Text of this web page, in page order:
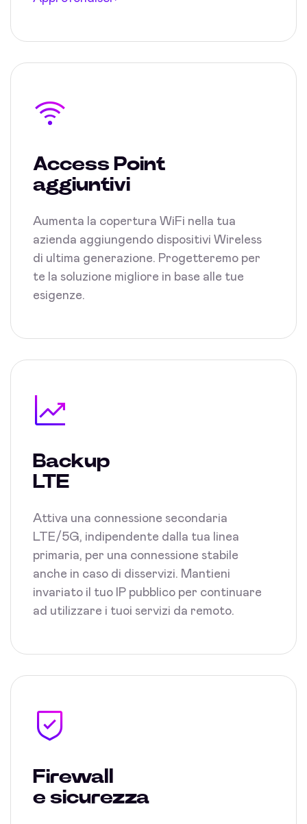
Access Point
aggiuntivi
Aumenta la copertura WiFi nella tua
azienda aggiungendo dispositivi Wireless
di ultima generazione. Progetteremo per
te la soluzione migliore in base alle tue
esigenze.
Backup
LTE
Attiva una connessione secondaria
LTE/5G, indipendente dalla tua linea
primaria, per una connessione stabile
anche in caso di disservizi. Mantieni
invariato il tuo IP pubblico per continuare
ad utilizzare i tuoi servizi da remoto.
Firewall
e sicurezza